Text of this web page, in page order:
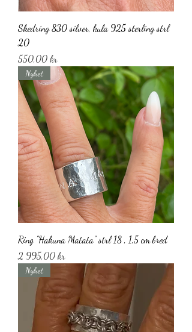
Skedring 830 silver, kula 925 sterling strl
20
Pris
550,00 kr
Nyhet
Ring ”Hakuna Matata” strl 18 , 1,5 cm bred
Pris
2 995,00 kr
Nyhet